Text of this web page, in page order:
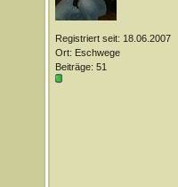
Registriert seit: 18.06.2007
Ort: Eschwege
Beiträge: 51